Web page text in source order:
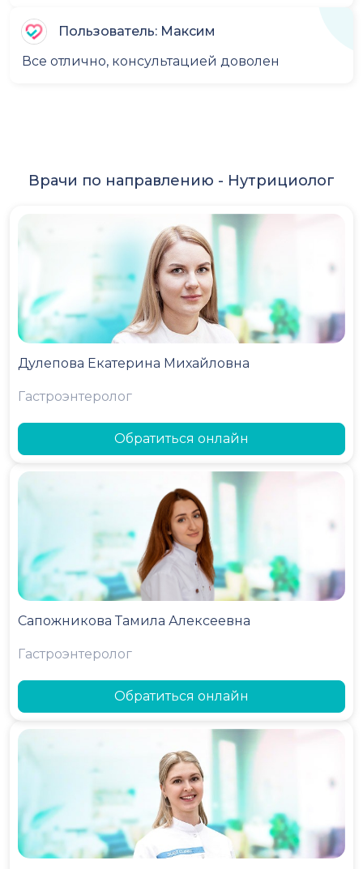
Пользователь: Максим
Все отлично, консультацией доволен
Врачи по направлению - Нутрициолог
Дулепова Екатерина Михайловна
Гастроэнтеролог
Обратиться онлайн
Сапожникова Тамила Алексеевна
Гастроэнтеролог
Обратиться онлайн